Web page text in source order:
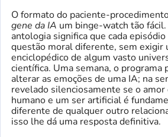
O formato do paciente-
gene da IA um binge-watch tão
antologia significa que cada
questão moral diferente, sem exigir
enciclopédico de algum vasto
científica. Uma semana, o programa
alterar as emoções de uma IA; na
revelado silenciosamente se o
humano e um ser artificial é
diferente de qualquer outro
isso lhe dá uma resposta definitiva.